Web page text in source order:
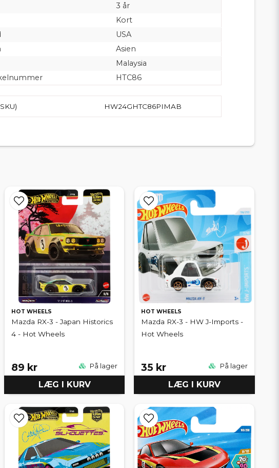
3 år
Kort
USA
Asien
Malaysia
HTC86
HW24GHTC86PIMAB
HOT WHEELS
Mazda RX-3 - Japan Historics
4 - Hot Wheels
89 kr På lager
LÆG I KURV
HOT WHEELS
Mazda RX-3 - HW J-Imports -
Hot Wheels
35 kr På lager
LÆG I KURV